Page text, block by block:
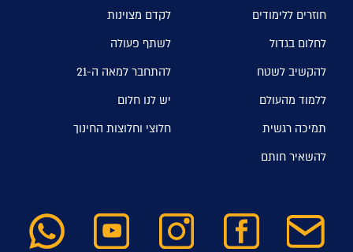
חוזרים ללימודים
לקדם מצוינות
לחלום בגדול
לשתף פעולה
להקשיב לשטח
להתחבר למאה ה-21
ללמוד מהעולם
יש לנו חלום
תמיכה רגשית
חלוצי וחלוצות החינוך
להשאיר חותם